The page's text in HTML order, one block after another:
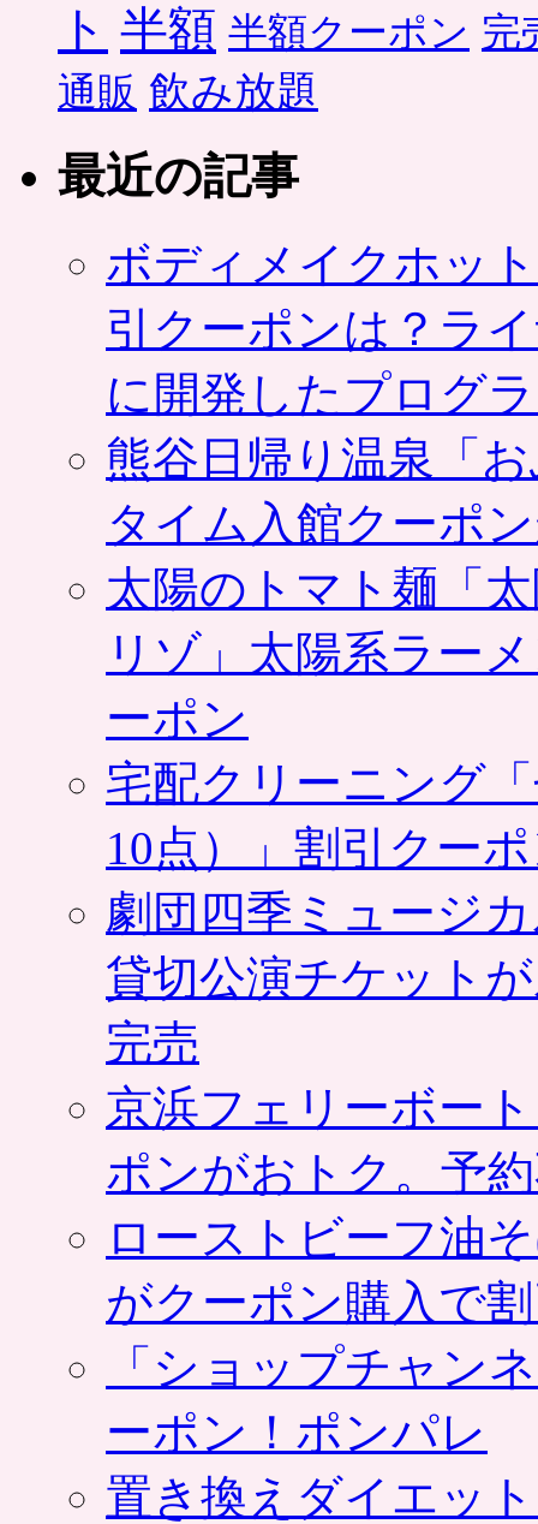
ト 半額 半額クーポン 完
通販 飲み放題
最近の記事
ボディメイクホッ
引クーポンは？ラ
に開発したプログ
熊谷日帰り温泉「
タイム入館クーポ
太陽のトマト麺「
リゾ」太陽系ラー
ーポン
宅配クリーニング
10点）」割引クー
劇団四季ミュージ
貸切公演チケット
完売
京浜フェリーボー
ポンがおトク。予
ローストビーフ油
がクーポン購入で
「ショップチャン
ーポン！ポンパレ
置き換えダイエッ